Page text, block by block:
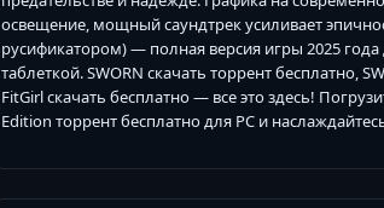
освещение, мощный саундтрек усиливает
русификатором) — полная версия игры 2025 года
таблеткой. SWORN скачать торрент бесплатно,
FitGirl скачать бесплатно — все это здесь!
Edition торрент бесплатно для PC и